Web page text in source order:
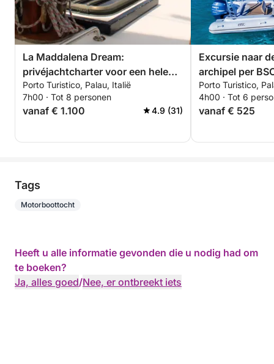
La Maddalena Dream:
privéjachtcharter voor een hele
dag vanuit Palau
Porto Turistico, Palau, Italië
7h00 · Tot 8 personen
vanaf € 1.100 4.9 (31)
Excursie naar
archipel per
met
Porto Turistico,
4h00 · Tot 6
vanaf € 525
Tags
Motorboottocht
Heeft u alle informatie gevonden die u nodig had om
te boeken?
Ja, alles goed/Nee, er ontbreekt iets